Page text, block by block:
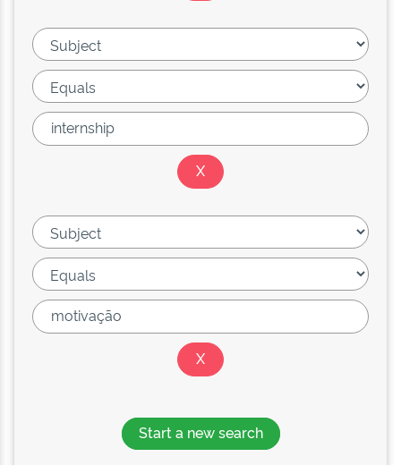
Start a new search